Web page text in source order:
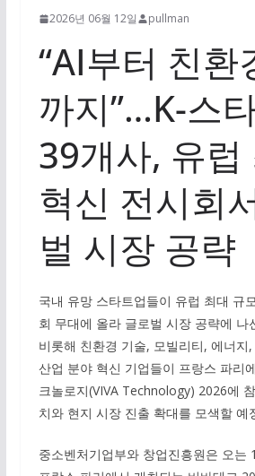
2026년 06월 12일 pullman
“AI부터 친환
까지”…K-스
39개사, 유럽
혁신 전시회
벌 시장 공략
국내 유망 스타트업들이 유럽 최대 규
회 무대에 올라 글로벌 시장 공략에 나
비롯해 친환경 기술, 모빌리티, 에너지
산업 분야 혁신 기업들이 프랑스 파리
크놀로지(VIVA Technology) 2026에
치와 현지 시장 진출 확대를 모색할 예
중소벤처기업부와 창업진흥원은 오는